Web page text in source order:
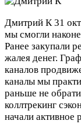
Дмитрий К 31
мы смогли
Ранее закупали
жалея денег.
каналов
каналы мы
раньше не
коллтрекинг
начали активное